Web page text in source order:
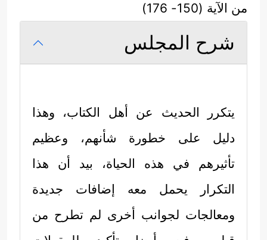
من الآية (150- 176)
شرح المجلس
يتكرر الحديث عن أهل الكتاب، وهذا
دليل على خطورة شأنهم، وعظيم
تأثيرهم في هذه الحياة، بيد أن هذا
التكرار يحمل معه إضافات جديدة
ومعالجات لجوانب أخرى لم تطرح من